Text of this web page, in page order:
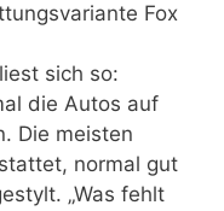
Fox
sich so:
die Autos auf
Die meisten
normal gut
„Was fehlt